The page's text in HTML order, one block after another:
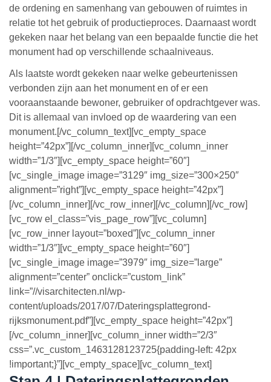
de ordening en samenhang van gebouwen of ruimtes in
relatie tot het gebruik of productieproces. Daarnaast wordt
gekeken naar het belang van een bepaalde functie die het
monument had op verschillende schaalniveaus.
Als laatste wordt gekeken naar welke gebeurtenissen
verbonden zijn aan het monument en of er een
vooraanstaande bewoner, gebruiker of opdrachtgever was.
Dit is allemaal van invloed op de waardering van een
monument.[/vc_column_text][vc_empty_space
height=”42px”][/vc_column_inner][vc_column_inner
width=”1/3″][vc_empty_space height=”60″]
[vc_single_image image=”3129″ img_size=”300×250″
alignment=”right”][vc_empty_space height=”42px”]
[/vc_column_inner][/vc_row_inner][/vc_column][/vc_row]
[vc_row el_class=”vis_page_row”][vc_column]
[vc_row_inner layout=”boxed”][vc_column_inner
width=”1/3″][vc_empty_space height=”60″]
[vc_single_image image=”3979″ img_size=”large”
alignment=”center” onclick=”custom_link”
link=”//visarchitecten.nl/wp-
content/uploads/2017/07/Dateringsplattegrond-
rijksmonument.pdf”][vc_empty_space height=”42px”]
[/vc_column_inner][vc_column_inner width=”2/3″
css=”.vc_custom_1463128123725{padding-left: 42px
!important;}”][vc_empty_space][vc_column_text]